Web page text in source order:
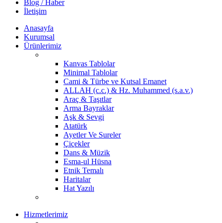
Blog / Haber
İletişim
Anasayfa
Kurumsal
Ürünlerimiz
Kanvas Tablolar
Minimal Tablolar
Cami & Türbe ve Kutsal Emanet
ALLAH (c.c.) & Hz. Muhammed (s.a.v.)
Araç & Taşıtlar
Arma Bayraklar
Aşk & Sevgi
Atatürk
Ayetler Ve Sureler
Çiçekler
Dans & Müzik
Esma-ul Hüsna
Etnik Temalı
Haritalar
Hat Yazılı
Hizmetlerimiz